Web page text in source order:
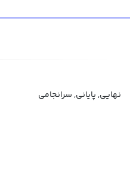
نهایی, پایانی, سرانجامی